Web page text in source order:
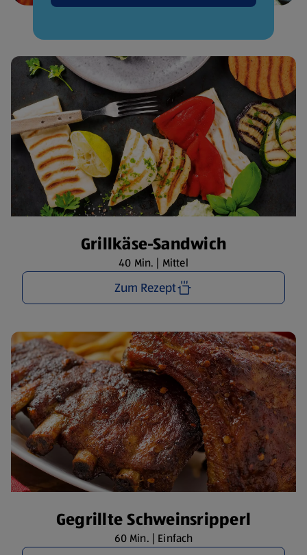
Grillkäse-Sandwich
40 Min. | Mittel
Zum Rezept
Gegrillte Schweinsripperl
60 Min. | Einfach